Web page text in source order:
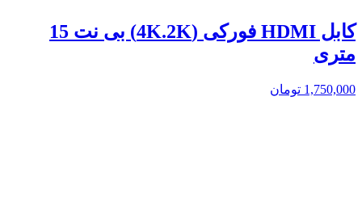
کابل HDMI فورکی (4K.2K) بی نت 15
متری
1,750,000 تومان